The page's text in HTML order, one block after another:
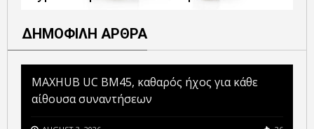
ΔΗΜΟΦΙΛΗ ΑΡΘΡΑ
MAXHUB UC BM45, καθαρός ήχος για κάθε
αίθουσα συναντήσεων